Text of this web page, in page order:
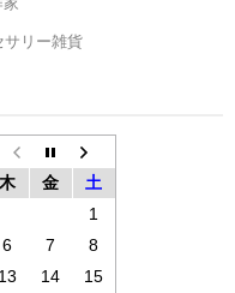
サリー雑貨
木 金
土
1
6 7
8
13 14
15